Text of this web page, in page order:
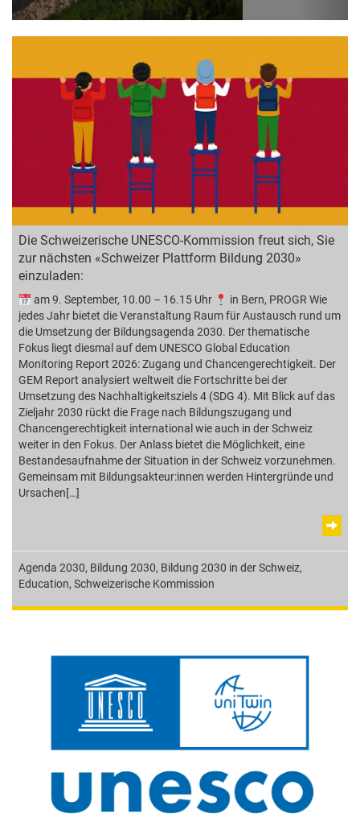
Die Schweizerische UNESCO-Kommission freut sich, Sie
zur nächsten «Schweizer Plattform Bildung 2030»
einzuladen:
am 9. September, 10.00 – 16.15 Uhr
in Bern, PROGR Wie
jedes Jahr bietet die Veranstaltung Raum für Austausch rund um
die Umsetzung der Bildungsagenda 2030. Der thematische
Fokus liegt diesmal auf dem UNESCO Global Education
Monitoring Report 2026: Zugang und Chancengerechtigkeit. Der
GEM Report analysiert weltweit die Fortschritte bei der
Umsetzung des Nachhaltigkeitsziels 4 (SDG 4). Mit Blick auf das
Zieljahr 2030 rückt die Frage nach Bildungszugang und
Chancengerechtigkeit international wie auch in der Schweiz
weiter in den Fokus. Der Anlass bietet die Möglichkeit, eine
Bestandesaufnahme der Situation in der Schweiz vorzunehmen.
Gemeinsam mit Bildungsakteur:innen werden Hintergründe und
Ursachen[…]
Agenda 2030, Bildung 2030, Bildung 2030 in der Schweiz,
Education, Schweizerische Kommission